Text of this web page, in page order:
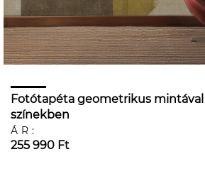
Fotótapéta geometrikus
színekben
ÁR:
255 990 Ft